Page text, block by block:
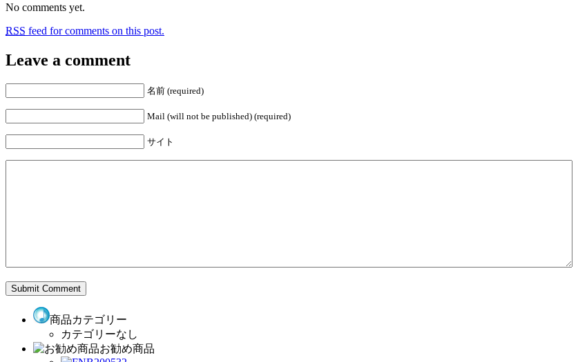
No comments yet.
RSS feed for comments on this post.
Leave a comment
名前 (required)
Mail (will not be published) (required)
サイト
商品カテゴリー
カテゴリーなし
お勧め商品